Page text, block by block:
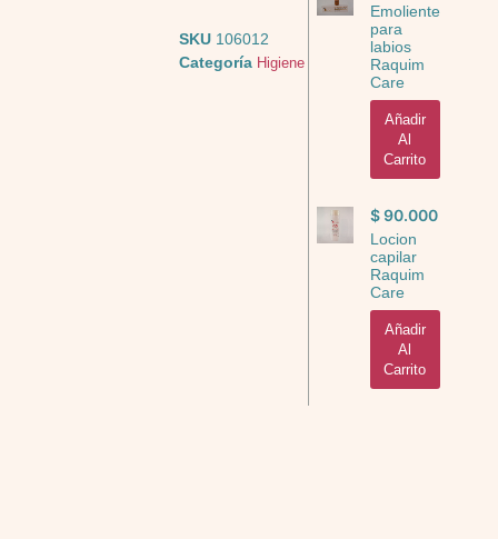
SKU 106012
Categoría Higiene
Emoliente
para
labios
Raquim
Care
Añadir
Al
Carrito
$90.000
Locion
capilar
Raquim
Care
Añadir
Al
Carrito